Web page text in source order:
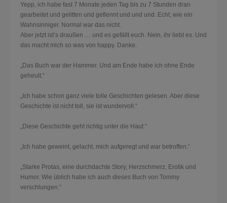
Yepp, ich habe fast 7 Monate jeden Tag bis zu 7 Stunden dran
gearbeitet und gelitten und geflennt und und und. Echt, wie ein
Wahnsinniger. Normal war das nicht.
Aber jetzt ist’s draußen … und es gefällt euch. Nein, ihr liebt es. Und
das macht mich so was von happy. Danke.
„Das Buch war der Hammer. Und am Ende habe ich ohne Ende
geheult.“
„Ich habe schon ganz viele tolle Geschichten gelesen. Aber diese
Geschichte ist nicht toll, sie ist wundervoll.“
„Diese Geschichte geht richtig unter die Haut.“
„Ich habe geweint, gelacht, mich aufgeregt und war betroffen.“
„Starke Protas, eine durchdachte Story, Herzschmerz, Erotik und
Humor. Wie üblich habe ich auch dieses Buch von Tommy
verschlungen.“